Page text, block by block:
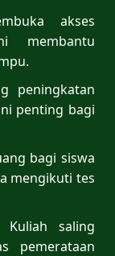
akses
membantu
peningkatan
penting bagi
bagi siswa
mengikuti tes
saling
pemerataan